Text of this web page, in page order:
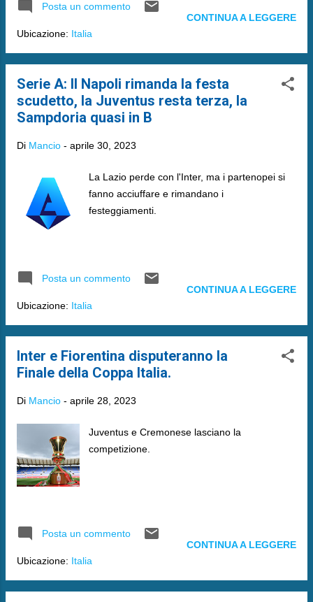
Posta un commento
Ubicazione: Italia
CONTINUA A LEGGERE
Serie A: Il Napoli rimanda la festa
scudetto, la Juventus resta terza, la
Sampdoria quasi in B
Di Mancio - aprile 30, 2023
La Lazio perde con l'Inter, ma i partenopei si
fanno acciuffare e rimandano i
festeggiamenti.
Posta un commento
Ubicazione: Italia
CONTINUA A LEGGERE
Inter e Fiorentina disputeranno la
Finale della Coppa Italia.
Di Mancio - aprile 28, 2023
Juventus e Cremonese lasciano la
competizione.
Posta un commento
Ubicazione: Italia
CONTINUA A LEGGERE